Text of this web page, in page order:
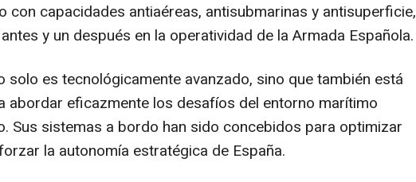
con capacidades antiaéreas, antisubmarinas y antisuperficie,
y un después en la operatividad de la Armada Española.
solo es tecnológicamente avanzado, sino que también está
abordar eficazmente los desafíos del entorno marítimo
Sus sistemas a bordo han sido concebidos para optimizar
la autonomía estratégica de España.